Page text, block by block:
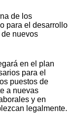
de los
para el desarrollo
nuevos
en el plan
para el
puestos de
a nuevas
y en
legalmente.